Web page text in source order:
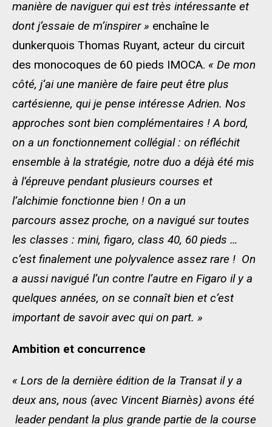
manière de naviguer qui est très intéressante et
dont j’essaie de m’inspirer » enchaîne le
dunkerquois Thomas Ruyant, acteur du circuit
des monocoques de 60 pieds IMOCA. « De mon
côté, j’ai une manière de faire peut être plus
cartésienne, qui je pense intéresse Adrien. Nos
approches sont bien complémentaires !A bord,
on a un fonctionnement collégial : on réfléchit
ensemble à la stratégie, notre duo a déjà été mis
à l’épreuve pendant plusieurs courses et
l’alchimie fonctionne bien ! On a un
parcours assez proche, on a navigué sur toutes
les classes : mini, figaro, class 40, 60 pieds …
c’est finalement une polyvalence assez rare ! On
a aussi navigué l’un contre l’autre en Figaro il y a
quelques années, on se connaît bien et c’est
important de savoir avec qui on part. »
Ambition et concurrence
« Lors de la dernière édition de la Transat il y a
deux ans, nous (avec Vincent Biarnès) avons été
leader pendant la plus grande partie de la course